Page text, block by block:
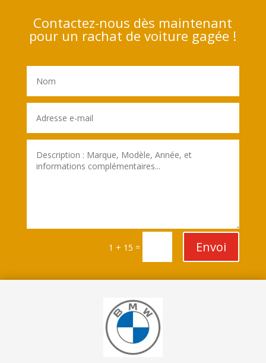
Contactez-nous dès maintenant
pour un rachat de voiture gagée !
1 + 15 = Envoi